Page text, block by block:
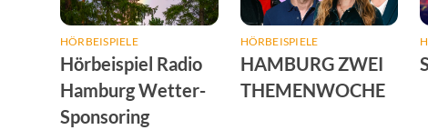
HÖRBEISPIELE
Hörbeispiel Radio
Hamburg Wetter-
Sponsoring
HÖRBEISPIELE
HAMBURG ZWEI
THEMENWOCHE